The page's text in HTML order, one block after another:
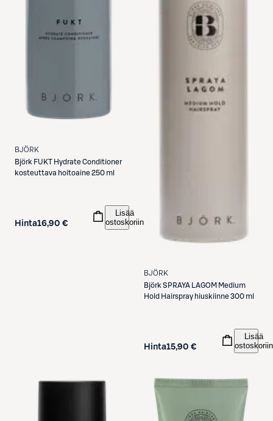
BJÖRK
Björk FUKT Hydrate Conditioner
kosteuttava hoitoaine 250 ml
Hinta16,90 €
Lisää
ostoskoriin
BJÖRK
Björk SPRAYA LAGOM Medium
Hold Hairspray hiuskiinne 300 ml
Hinta15,90 €
Lisää
ostoskoriin